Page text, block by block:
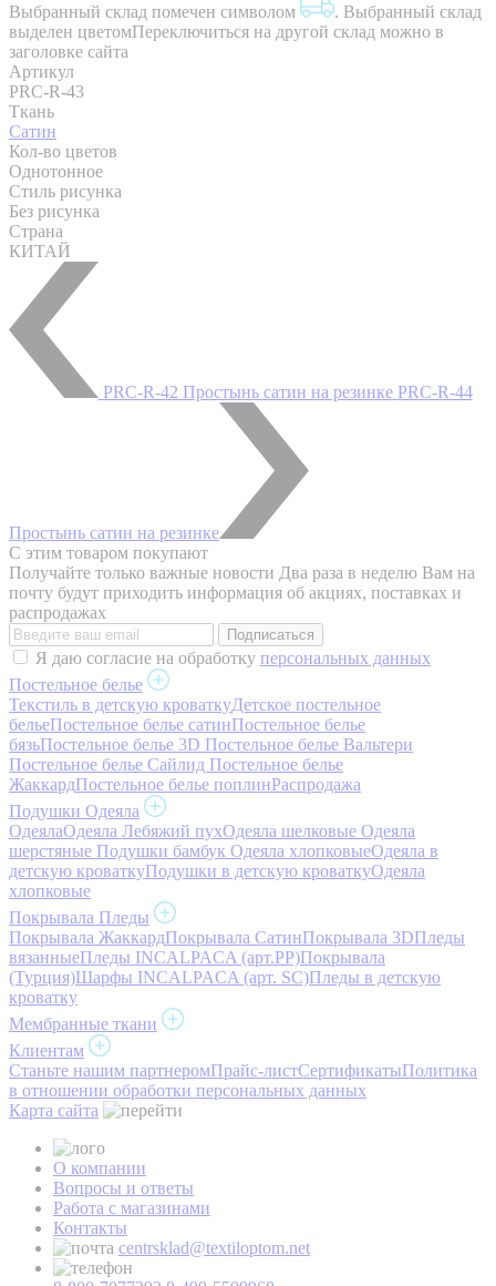
Выбранный склад помечен символом . Выбранный склад
выделен цветомПереключиться на другой склад можно в
заголовке сайта
Артикул
PRC-R-43
Ткань
Сатин
Кол-во цветов
Однотонное
Стиль рисунка
Без рисунка
Страна
КИТАЙ
PRC-R-42 Простынь сатин на резинке PRC-R-44
Простынь сатин на резинке
С этим товаром покупают
Получайте только важные новости Два раза в неделю Вам на
почту будут приходить информация об акциях, поставках и
распродажах
Я даю согласие на обработку персональных данных
Постельное белье
Текстиль в детскую кроваткуДетское постельное
бельеПостельное белье сатинПостельное белье
бязьПостельное белье 3D Постельное белье Вальтери
Постельное белье Сайлид Постельное белье
ЖаккардПостельное белье поплинРаспродажа
Подушки Одеяла
ОдеялаОдеяла Лебяжий пухОдеяла шелковые Одеяла
шерстяные Подушки бамбук Одеяла хлопковыеОдеяла в
детскую кроваткуПодушки в детскую кроваткуОдеяла
хлопковые
Покрывала Пледы
Покрывала ЖаккардПокрывала СатинПокрывала 3DПледы
вязанныеПледы INCALPACA (арт.PP)Покрывала
(Турция)Шарфы INCALPACA (арт. SC)Пледы в детскую
кроватку
Мембранные ткани
Клиентам
Станьте нашим партнеромПрайс-листСертификатыПолитика
в отношении обработки персональных данных
Карта сайта
О компании
Вопросы и ответы
Работа с магазинами
Контакты
centrsklad@textiloptom.net